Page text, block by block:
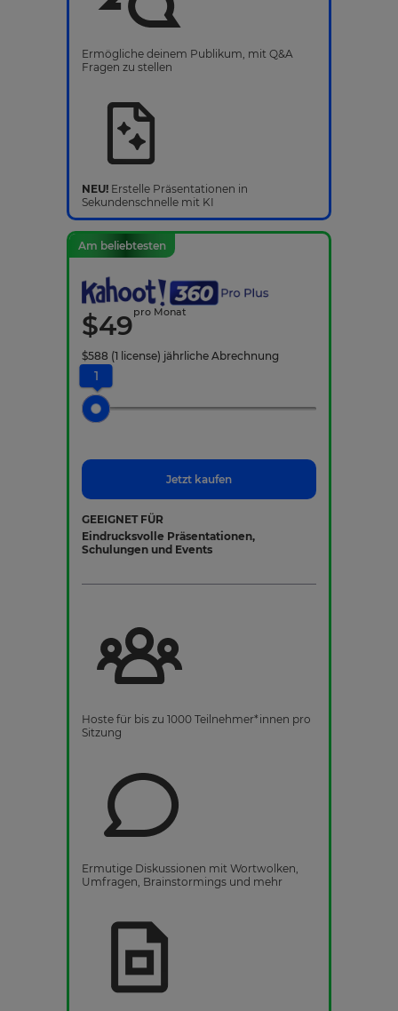
Ermögliche deinem Publikum, mit Q&A
Fragen zu stellen
NEU! Erstelle Präsentationen in
Sekundenschnelle mit KI
Am beliebtesten
$49pro Monat
$588 (1 license) jährliche Abrechnung
1
Jetzt kaufen
GEEIGNET FÜR
Eindrucksvolle Präsentationen,
Schulungen und Events
Hoste für bis zu 1000 Teilnehmer*innen pro
Sitzung
Ermutige Diskussionen mit Wortwolken,
Umfragen, Brainstormings und mehr